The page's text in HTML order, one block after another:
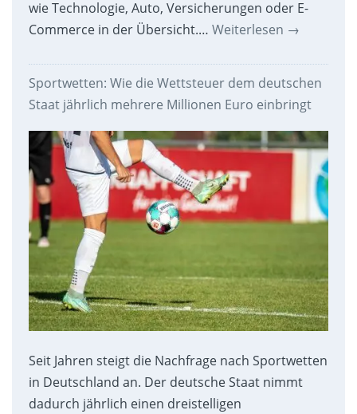
wie Technologie, Auto, Versicherungen oder E-
Commerce in der Übersicht.… Weiterlesen →
Sportwetten: Wie die Wettsteuer dem deutschen
Staat jährlich mehrere Millionen Euro einbringt
Seit Jahren steigt die Nachfrage nach Sportwetten
in Deutschland an. Der deutsche Staat nimmt
dadurch jährlich einen dreistelligen